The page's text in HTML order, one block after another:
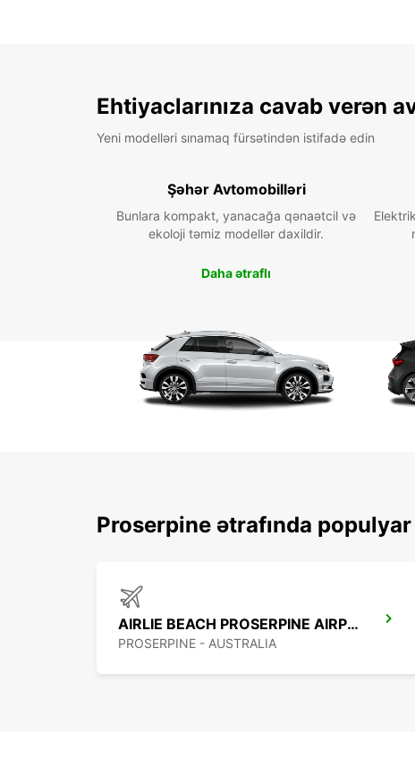
Ehtiyaclarınıza cavab verən
Yeni modelləri sınamaq fürsətindən istifadə edin
Şəhər Avtomobilləri
Bunlara kompakt, yanacağa qənaətcil və
ekoloji təmiz modellər daxildir.
Daha ətraflı
Proserpine ətrafında populyar
AIRLIE BEACH PROSERPINE AIRPORT
PROSERPINE - AUSTRALIA